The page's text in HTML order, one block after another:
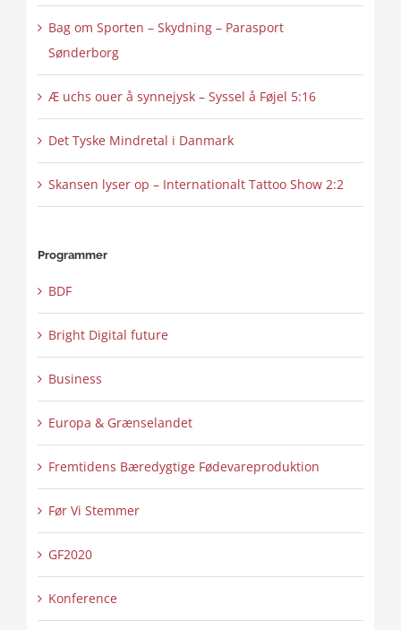
Bag om Sporten – Skydning – Parasport
Sønderborg
Æ uchs ouer å synnejysk – Syssel å Føjel 5:16
Det Tyske Mindretal i Danmark
Skansen lyser op – Internationalt Tattoo Show 2:2
Programmer
BDF
Bright Digital future
Business
Europa & Grænselandet
Fremtidens Bæredygtige Fødevareproduktion
Før Vi Stemmer
GF2020
Konference